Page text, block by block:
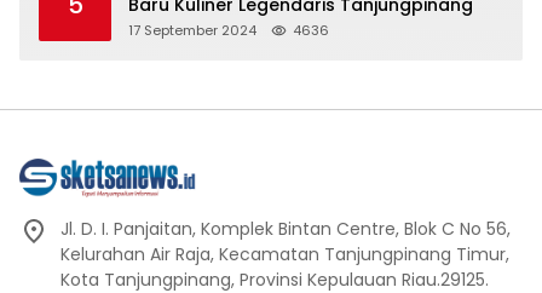
17 September 2024 4636
Jl. D. I. Panjaitan, Komplek Bintan Centre, Blok C No 56,
Kelurahan Air Raja, Kecamatan Tanjungpinang Timur,
Kota Tanjungpinang, Provinsi Kepulauan Riau.29125.